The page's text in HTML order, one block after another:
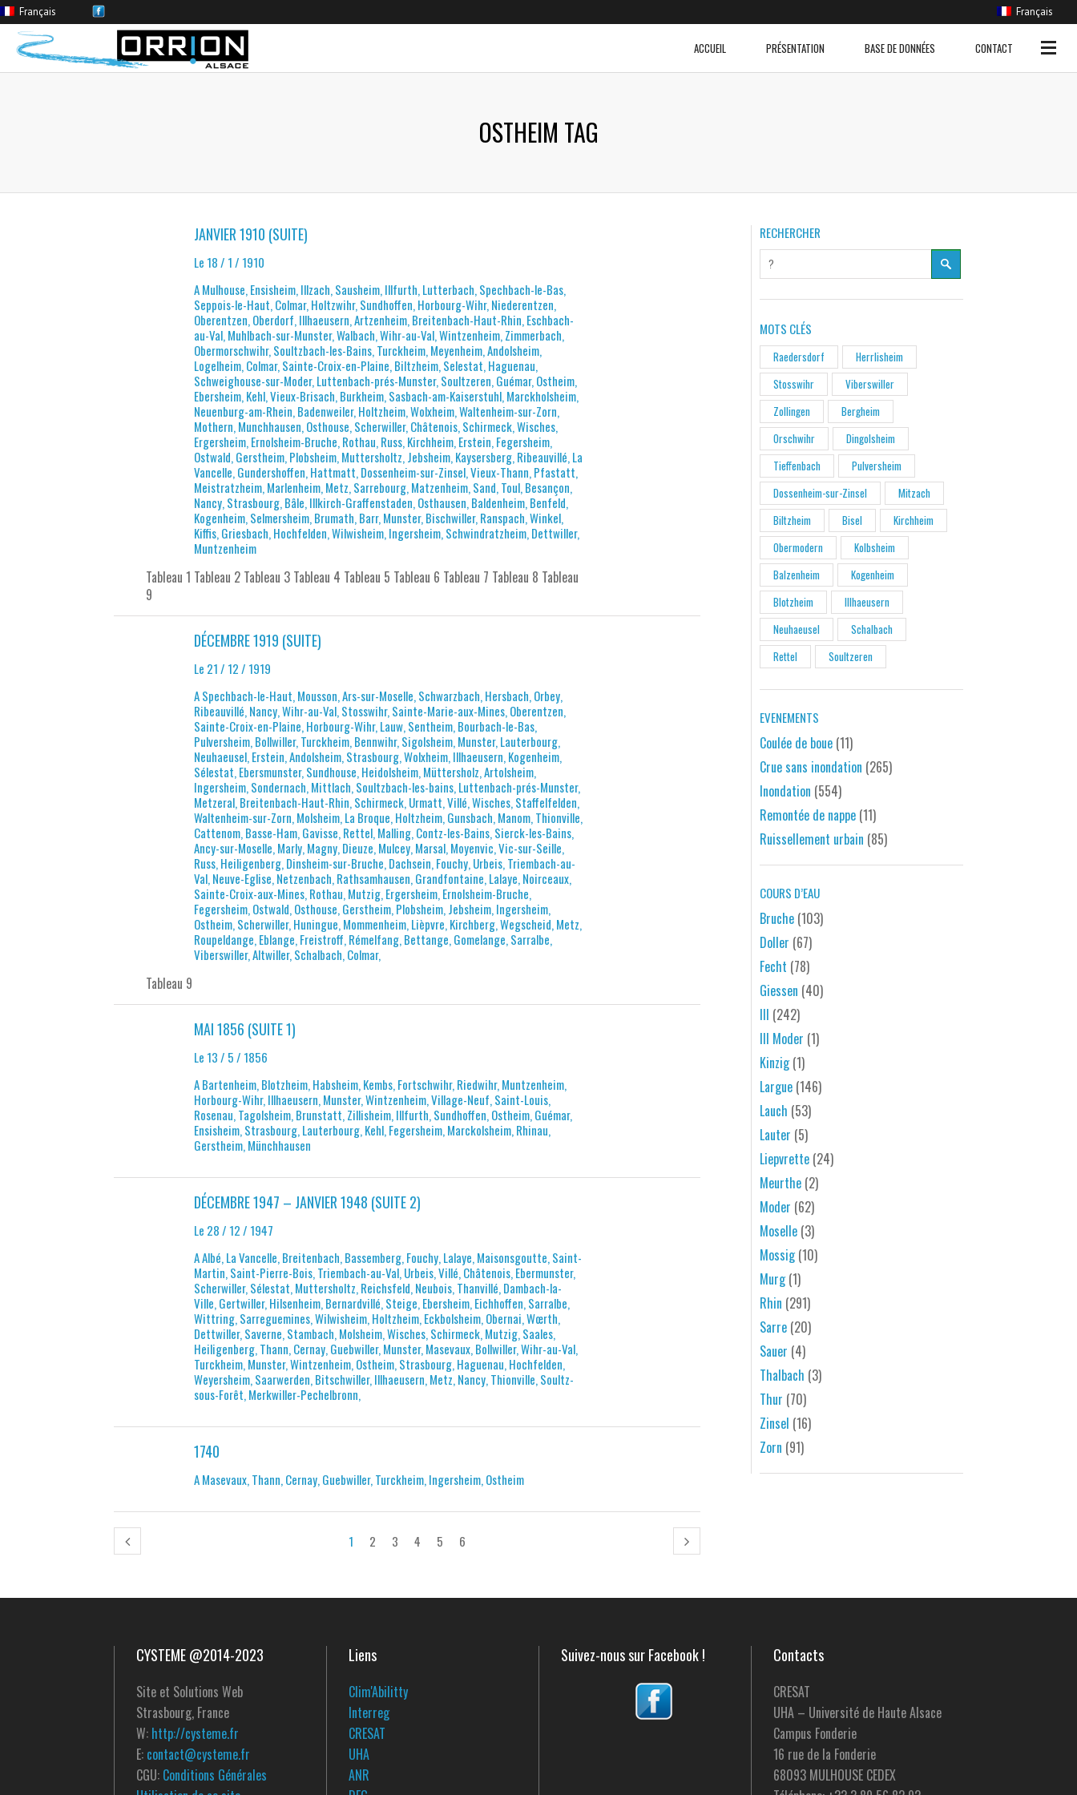
EVENEMENTS
Coulée de boue
(11)
Crue sans inondation(265)
Français Français
ACCUEIL PRÉSENTATION BASE DE DONNÉES CONTACT
OSTHEIM TAG
JANVIER 1910 (SUITE)
Le 18 / 1 / 1910
A Mulhouse, Ensisheim, Illzach, Sausheim, Illfurth, Lutterbach, Spechbach-le-Bas,
Seppois-le-Haut, Colmar, Holtzwihr, Sundhoffen, Horbourg-Wihr, Niederentzen,
Oberentzen, Oberdorf, Illhaeusern, Artzenheim, Breitenbach-Haut-Rhin, Eschbach-
au-Val, Muhlbach-sur-Munster, Walbach, Wihr-au-Val, Wintzenheim, Zimmerbach,
Obermorschwihr, Soultzbach-les-Bains, Turckheim, Meyenheim, Andolsheim,
Logelheim, Colmar, Sainte-Croix-en-Plaine, Biltzheim, Selestat, Haguenau,
Schweighouse-sur-Moder, Luttenbach-prés-Munster, Soultzeren, Guémar, Ostheim,
Ebersheim, Kehl, Vieux-Brisach, Burkheim, Sasbach-am-Kaiserstuhl, Marckholsheim,
Neuenburg-am-Rhein, Badenweiler, Holtzheim, Wolxheim, Waltenheim-sur-Zorn,
Mothern, Munchhausen, Osthouse, Scherwiller, Châtenois, Schirmeck, Wisches,
Ergersheim, Ernolsheim-Bruche, Rothau, Russ, Kirchheim, Erstein, Fegersheim,
Ostwald, Gerstheim, Plobsheim, Muttersholtz, Jebsheim, Kaysersberg, Ribeauvillé, La
Vancelle, Gundershoffen, Hattmatt, Dossenheim-sur-Zinsel, Vieux-Thann, Pfastatt,
Meistratzheim, Marlenheim, Metz, Sarrebourg, Matzenheim, Sand, Toul, Besançon,
Nancy, Strasbourg, Bâle, Illkirch-Graffenstaden, Osthausen, Baldenheim, Benfeld,
Kogenheim, Selmersheim, Brumath, Barr, Munster, Bischwiller, Ranspach, Winkel,
Kiffis, Griesbach, Hochfelden, Wilwisheim, Ingersheim, Schwindratzheim, Dettwiller,
Muntzenheim
Tableau 1 Tableau 2 Tableau 3 Tableau 4 Tableau 5 Tableau 6 Tableau 7 Tableau 8 Tableau
9
DÉCEMBRE 1919 (SUITE)
Le 21 / 12 / 1919
A Spechbach-le-Haut, Mousson, Ars-sur-Moselle, Schwarzbach, Hersbach, Orbey,
Ribeauvillé, Nancy, Wihr-au-Val, Stosswihr, Sainte-Marie-aux-Mines, Oberentzen,
Sainte-Croix-en-Plaine, Horbourg-Wihr, Lauw, Sentheim, Bourbach-le-Bas,
Pulversheim, Bollwiller, Turckheim, Bennwihr, Sigolsheim, Munster, Lauterbourg,
Neuhaeusel, Erstein, Andolsheim, Strasbourg, Wolxheim, Illhaeusern, Kogenheim,
Sélestat, Ebersmunster, Sundhouse, Heidolsheim, Müttersholz, Artolsheim,
Ingersheim, Sondernach, Mittlach, Soultzbach-les-bains, Luttenbach-prés-Munster,
Metzeral, Breitenbach-Haut-Rhin, Schirmeck, Urmatt, Villé, Wisches, Staffelfelden,
Waltenheim-sur-Zorn, Molsheim, La Broque, Holtzheim, Gunsbach, Manom, Thionville,
Cattenom, Basse-Ham, Gavisse, Rettel, Malling, Contz-les-Bains, Sierck-les-Bains,
Ancy-sur-Moselle, Marly, Magny, Dieuze, Mulcey, Marsal, Moyenvic, Vic-sur-Seille,
Russ, Heiligenberg, Dinsheim-sur-Bruche, Dachsein, Fouchy, Urbeis, Triembach-au-
Val, Neuve-Eglise, Netzenbach, Rathsamhausen, Grandfontaine, Lalaye, Noirceaux,
Sainte-Croix-aux-Mines, Rothau, Mutzig, Ergersheim, Ernolsheim-Bruche,
Fegersheim, Ostwald, Osthouse, Gerstheim, Plobsheim, Jebsheim, Ingersheim,
Ostheim, Scherwiller, Huningue, Mommenheim, Lièpvre, Kirchberg, Wegscheid, Metz,
Roupeldange, Eblange, Freistroff, Rémelfang, Bettange, Gomelange, Sarralbe,
Viberswiller, Altwiller, Schalbach, Colmar,
Tableau 9
MAI 1856 (SUITE 1)
Le 13 / 5 / 1856
A Bartenheim, Blotzheim, Habsheim, Kembs, Fortschwihr, Riedwihr, Muntzenheim,
Horbourg-Wihr, Illhaeusern, Munster, Wintzenheim, Village-Neuf, Saint-Louis,
Rosenau, Tagolsheim, Brunstatt, Zillisheim, Illfurth, Sundhoffen, Ostheim, Guémar,
Ensisheim, Strasbourg, Lauterbourg, Kehl, Fegersheim, Marckolsheim, Rhinau,
Gerstheim, Münchhausen
DÉCEMBRE 1947 – JANVIER 1948 (SUITE 2)
Le 28 / 12 / 1947
A Albé, La Vancelle, Breitenbach, Bassemberg, Fouchy, Lalaye, Maisonsgoutte, Saint-
Martin, Saint-Pierre-Bois, Triembach-au-Val, Urbeis, Villé, Châtenois, Ebermunster,
Scherwiller, Sélestat, Muttersholtz, Reichsfeld, Neubois, Thanvillé, Dambach-la-
Ville, Gertwiller, Hilsenheim, Bernardvillé, Steige, Ebersheim, Eichhoffen, Sarralbe,
Wittring, Sarreguemines, Wilwisheim, Holtzheim, Eckbolsheim, Obernai, Wœrth,
Dettwiller, Saverne, Stambach, Molsheim, Wisches, Schirmeck, Mutzig, Saales,
Heiligenberg, Thann, Cernay, Guebwiller, Munster, Masevaux, Bollwiller, Wihr-au-Val,
Turckheim, Munster, Wintzenheim, Ostheim, Strasbourg, Haguenau, Hochfelden,
Weyersheim, Saarwerden, Bitschwiller, Illhaeusern, Metz, Nancy, Thionville, Soultz-
sous-Forêt, Merkwiller-Pechelbronn,
1740
A Masevaux, Thann, Cernay, Guebwiller, Turckheim, Ingersheim, Ostheim
1 2 3 4 5 6
RECHERCHER
MOTS CLÉS
Raedersdorf
Herrlisheim
Stosswihr
Viberswiller
Zollingen
Bergheim
Orschwihr
Dingolsheim
Tieffenbach
Pulversheim
Dossenheim-sur-Zinsel
Mitzach
Biltzheim
Bisel
Kirchheim
Obermodern
Kolbsheim
Balzenheim
Kogenheim
Blotzheim
Illhaeusern
Neuhaeusel
Schalbach
Rettel
Soultzeren
EVENEMENTS
Coulée de boue (11)
Crue sans inondation (265)
Inondation (554)
Remontée de nappe (11)
Ruissellement urbain (85)
COURS D’EAU
Bruche (103)
Doller (67)
Fecht (78)
Giessen (40)
Ill (242)
Ill Moder (1)
Kinzig(1)
Largue (146)
Lauch (53)
Lauter (5)
Liepvrette (24)
Meurthe (2)
Moder (62)
Moselle (3)
Mossig(10)
Murg(1)
Rhin (291)
Sarre (20)
Sauer (4)
Thalbach (3)
Thur (70)
Zinsel (16)
Zorn (91)
CYSTEME @2014-2023
Site et Solutions Web
Strasbourg, France
W: http://cysteme.fr
E: contact@cysteme.fr
CGU: Conditions Générales
Liens
Clim'Abilitty
Interreg
CRESAT
UHA
ANR
Suivez-nous sur Facebook ! Contacts
CRESAT
UHA – Université de Haute Alsace
Campus Fonderie
16 rue de la Fonderie
68093 MULHOUSE CEDEX